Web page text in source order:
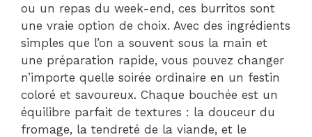
ou un repas du week-end, ces burritos sont
une vraie option de choix. Avec des ingrédients
simples que l’on a souvent sous la main et
une préparation rapide, vous pouvez changer
n’importe quelle soirée ordinaire en un festin
coloré et savoureux. Chaque bouchée est un
équilibre parfait de textures : la douceur du
fromage, la tendreté de la viande, et le